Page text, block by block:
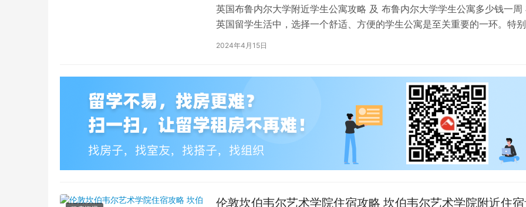
英国布鲁内尔大学附近学生公寓攻略 及 布鲁内尔大学学生公寓多少钱一周
英国留学生活中，选择一个舒适、方便的学生公寓是至关重要的一环。特别
2024年4月15日
伦敦坎伯韦尔艺术学院住宿攻略 坎伯韦尔艺术学院附近住